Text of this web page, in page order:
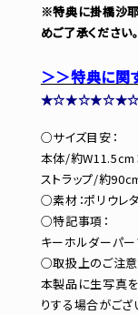
※特典に掛橋沙耶
めご了承ください。
＞＞特典に関
○サイズ目安：
本体/約
ストラップ/約
○素材：ポリウレタ
○特記事項：
キーホルダーパー
○取扱上のご注意
本製品に生写真を
りする場合がござ